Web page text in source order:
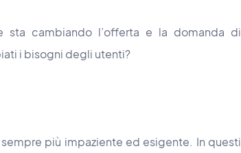
sta cambiando l’offerta e la domanda di
i bisogni degli utenti?
più impaziente ed esigente. In questi